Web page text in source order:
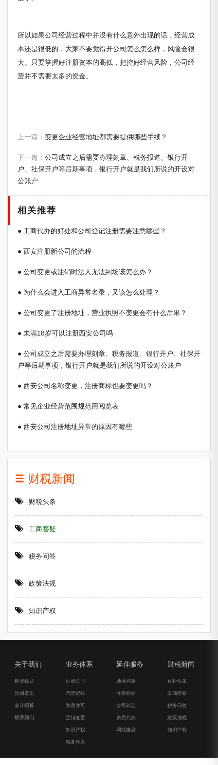
所以如果公司经营过程中并没有什么意外出现的话，经营成
本还是很低的，大家不要觉得开公司怎么怎么样，风险会很
大。只要掌握好注册资本的高低，把控好经营风险，公司经
营并不需要太多的资金。
上一篇： 变更企业经营地址都需要提供哪些手续？
下一篇： 公司成立之后需要办理刻章、税务报道、银行开
户、社保开户等后期事项，银行开户就是我们所说的开设对
公账户
相关推荐
● 工商代办的好处和公司登记注册需要注意哪些？
● 西安注册新公司的流程
● 公司变更或注销时法人无法到场该怎么办？
● 为什么会进入工商异常名录，又该怎么处理？
● 公司变更了注册地址，营业执照不变更会有什么后果？
● 未满18岁可以注册西安公司吗
● 公司成立之后需要办理刻章、税务报道、银行开户、社保开
户等后期事项，银行开户就是我们所说的开设对公账户
● 西安公司名称变更，注册商标也要变更吗？
● 常见企业经营范围规范用阅览表
● 西安公司注册地址异常的原因有哪些
财税新闻
财税头条
工商答疑
税务问答
政策法规
知识产权
关于我们
解读钱龙
热词资讯
会计招募
联系我们
业务体系
注册公司
代理记账
资质许可
注销变更
知识产权
税务代办
延伸服务
地址挂靠
注册商标
公司转让
资质代办
网站建设
财税新闻
财税头条
工商答疑
税务问答
政策法规
知识产权